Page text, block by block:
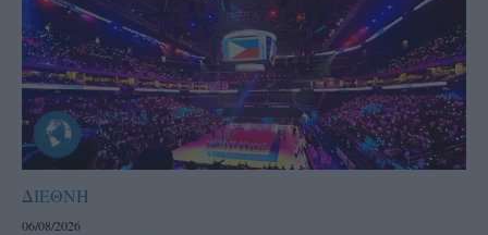
ΔΙΕΘΝΗ
06/08/2026